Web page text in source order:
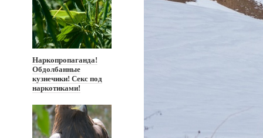
Наркопропаганда!
Обдолбанные
кузнечики! Секс под
наркотиками!